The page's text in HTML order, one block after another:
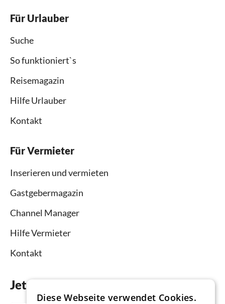
Für Urlauber
Suche
So funktioniert`s
Reisemagazin
Hilfe Urlauber
Kontakt
Für Vermieter
Inserieren und vermieten
Gastgebermagazin
Channel Manager
Hilfe Vermieter
Kontakt
Jetzt die App downloaden
Diese Webseite verwendet Cookies.